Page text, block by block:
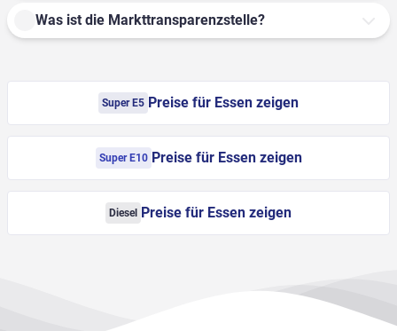
Was ist die Markttransparenzstelle?
Super E5 Preise für Essen zeigen
Super E10 Preise für Essen zeigen
Diesel Preise für Essen zeigen